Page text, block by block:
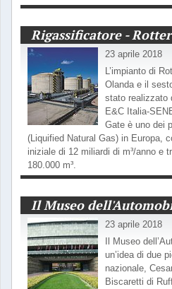
Rigassificatore -
23 aprile 2018
L’impianto di
Olanda e il
stato realizzato
E&C Italia-
Gate è uno dei
(Liquified Natural Gas) in Europa,
iniziale di 12 miliardi di m³/anno e
180.000 m³.
Il Museo
23 aprile 2018
Il Museo
un’idea di due
nazionale,
Biscaretti di